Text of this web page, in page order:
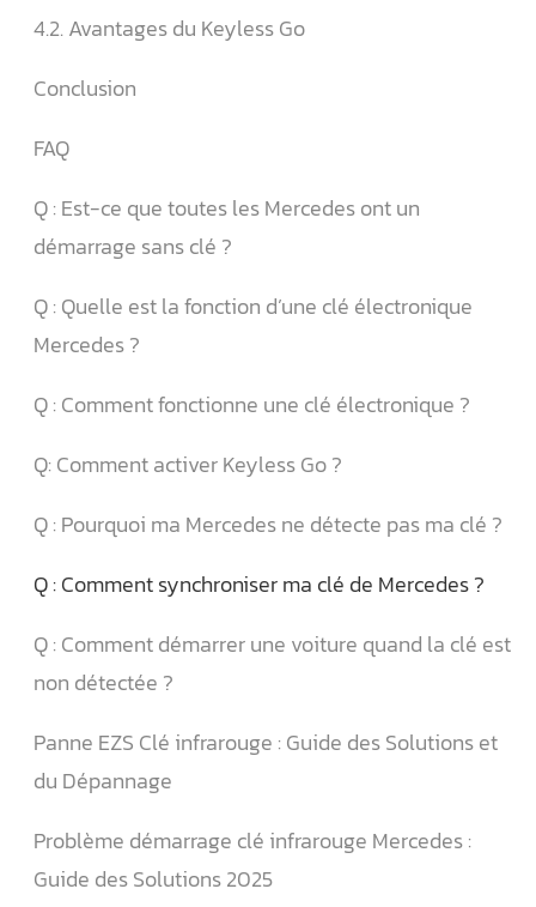
4.2. Avantages du Keyless Go
Conclusion
FAQ
Q : Est-ce que toutes les Mercedes ont un
démarrage sans clé ?
Q : Quelle est la fonction d’une clé électronique
Mercedes ?
Q : Comment fonctionne une clé électronique ?
Q: Comment activer Keyless Go ?
Q : Pourquoi ma Mercedes ne détecte pas ma clé ?
Q : Comment synchroniser ma clé de Mercedes ?
Q : Comment démarrer une voiture quand la clé est
non détectée ?
Panne EZS Clé infrarouge : Guide des Solutions et
du Dépannage
Problème démarrage clé infrarouge Mercedes :
Guide des Solutions 2025